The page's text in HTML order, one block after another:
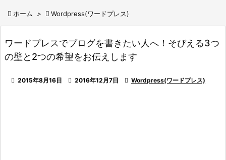
 ホーム >  Wordpress(ワードプレス)
ワードプレスでブログを書きたい人へ！そびえる3つ
の壁と2つの希望をお伝えします
 2015年8月16日  2016年12月7日  Wordpress(ワードプレス)